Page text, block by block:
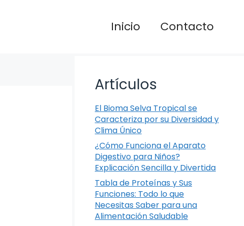
Inicio Contacto
Artículos
El Bioma Selva Tropical se
Caracteriza por su Diversidad y
Clima Único
¿Cómo Funciona el Aparato
Digestivo para Niños?
Explicación Sencilla y Divertida
Tabla de Proteínas y Sus
Funciones: Todo lo que
Necesitas Saber para una
Alimentación Saludable